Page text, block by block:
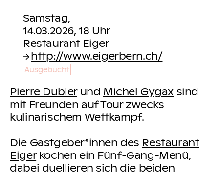
Samstag,
14.03.2026, 18 Uhr
Restaurant Eiger
http://www.eigerbern.ch/
Ausgebucht
Pierre Dublerund Michel Gygax sind
mit Freunden auf Tour zwecks
kulinarischem Wettkampf.
Die Gastgeber*innen des Restaurant
Eigerkochen ein Fünf-Gang-Menü,
dabei duellieren sich die beiden